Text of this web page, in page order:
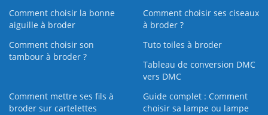
Comment choisir la bonne
aiguille à broder
Comment choisir ses ciseaux
à broder ?
Comment choisir son
tambour à broder ?
Tuto toiles à broder
Tableau de conversion DMC
vers DMC
Comment mettre ses fils à
broder sur cartelettes
Guide complet : Comment
choisir sa lampe ou lampe